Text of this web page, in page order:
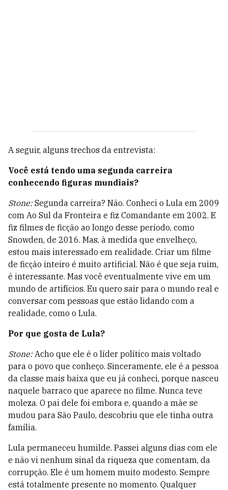
A seguir, alguns trechos da entrevista:
Você está tendo uma segunda carreira
conhecendo figuras mundiais?
Stone:Segunda carreira? Não. Conheci o Lula em 2009
com Ao Sul da Fronteira e fiz Comandante em 2002. E
fiz filmes de ficção ao longo desse período, como
Snowden, de 2016. Mas, à medida que envelheço,
estou mais interessado em realidade. Criar um filme
de ficção inteiro é muito artificial. Não é que seja ruim,
é interessante. Mas você eventualmente vive em um
mundo de artifícios. Eu quero sair para o mundo real e
conversar com pessoas que estão lidando com a
realidade, como o Lula.
Por que gosta de Lula?
Stone:Acho que ele é o líder político mais voltado
para o povo que conheço. Sinceramente, ele é a pessoa
da classe mais baixa que eu já conheci, porque nasceu
naquele barraco que aparece no filme. Nunca teve
moleza. O pai dele foi embora e, quando a mãe se
mudou para São Paulo, descobriu que ele tinha outra
família.
Lula permaneceu humilde. Passei alguns dias com ele
e não vi nenhum sinal da riqueza que comentam, da
corrupção. Ele é um homem muito modesto. Sempre
está totalmente presente no momento. Qualquer